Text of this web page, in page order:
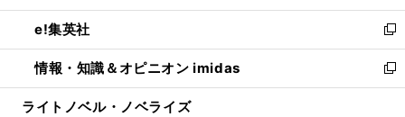
開
く
ウ
で
開
く
ン
ド
ウ
で
開
ウ
ィ
ン
ド
ウ
し
い
ウ
ィ
ン
e!集英社
新
し
い
ウ
情報・知識＆オピニオン imidas
新
し
ライトノベル・ノベライズ